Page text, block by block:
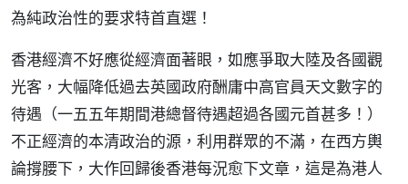
為純政治性的要求特首直選！
香港經濟不好應從經濟面著眼，如應爭取大陸及各國觀
光客，大幅降低過去英國政府酬庸中高官員天文數字的
待遇（一五五年期間港總督待遇超過各國元首甚多！）
不正經濟的本清政治的源，利用群眾的不滿，在西方輿
論撐腰下，大作回歸後香港每況愈下文章，這是為港人